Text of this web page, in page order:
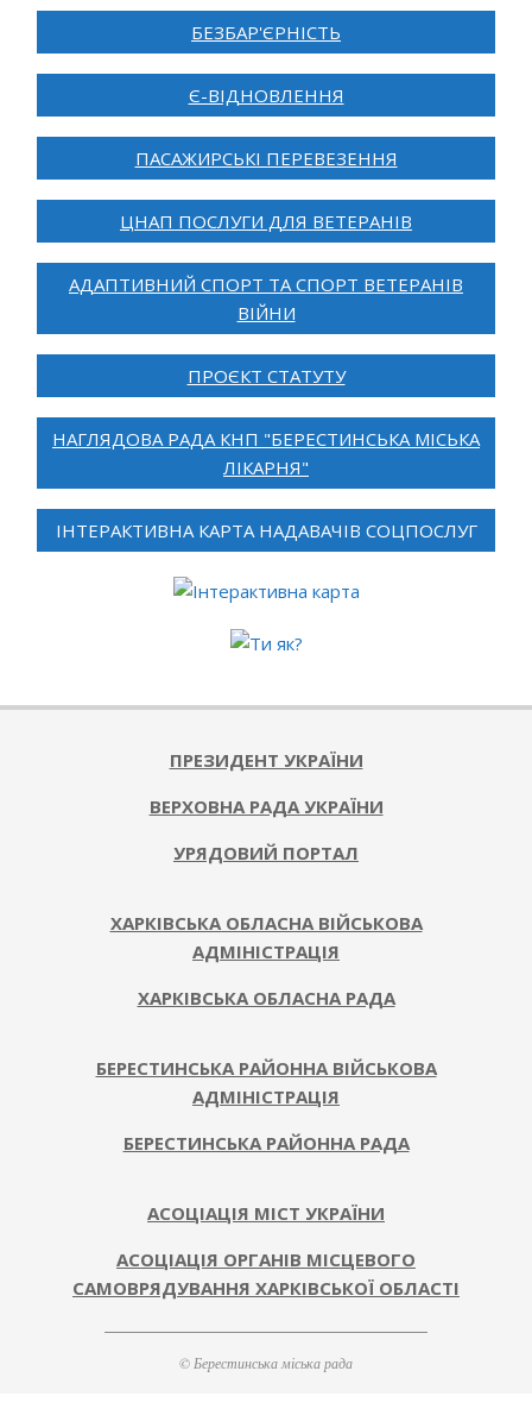
БЕЗБАР'ЄРНІСТЬ
Є-ВІДНОВЛЕННЯ
ПАСАЖИРСЬКІ ПЕРЕВЕЗЕННЯ
ЦНАП ПОСЛУГИ ДЛЯ ВЕТЕРАНІВ
АДАПТИВНИЙ СПОРТ ТА СПОРТ ВЕТЕРАНІВ
ВІЙНИ
ПРОЄКТ СТАТУТУ
НАГЛЯДОВА РАДА КНП "БЕРЕСТИНСЬКА МІСЬКА
ЛІКАРНЯ"
ІНТЕРАКТИВНА КАРТА НАДАВАЧІВ СОЦПОСЛУГ
ПРЕЗИДЕНТ УКРАЇНИ
ВЕРХОВНА РАДА УКРАЇНИ
УРЯДОВИЙ ПОРТАЛ
ХАРКІВСЬКА ОБЛАСНА ВІЙСЬКОВА
АДМІНІСТРАЦІЯ
ХАРКІВСЬКА ОБЛАСНА РАДА
БЕРЕСТИНСЬКА РАЙОННА ВІЙСЬКОВА
АДМІНІСТРАЦІЯ
БЕРЕСТИНСЬКА РАЙОННА РАДА
АСОЦІАЦІЯ МІСТ УКРАЇНИ
АСОЦІАЦІЯ ОРГАНІВ МІСЦЕВОГО
САМОВРЯДУВАННЯ ХАРКІВСЬКОЇ ОБЛАСТІ
© Берестинська міська рада